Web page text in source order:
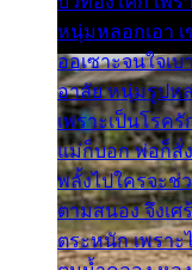
หนุ่มหลอกเอา
ออเซาะจนใจเบ
อาลัย หนุ่มรูปห
เพราะเป็นโรค
แม่ก็บอก พ่อก็สั่
พลั้งไปใครจะช่
ตามสนอง จึงเศ
ตระหนัก เพรา